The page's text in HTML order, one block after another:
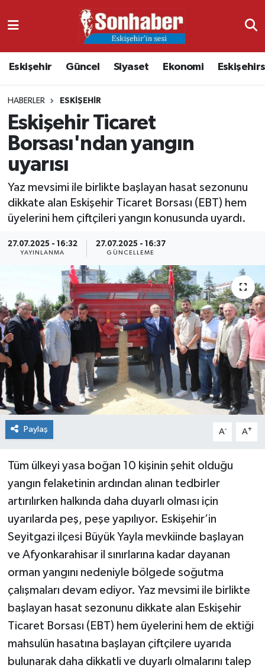
Eskişehir Güncel Siyaset Ekonomi
HABERLER ESKIŞEHIR
Eskişehir Ticaret
Borsası'ndan yangın
uyarısı
Yaz mevsimi ile birlikte başlayan hasat sezonunu
dikkate alan Eskişehir Ticaret Borsası (EBT) hem
üyelerini hem çiftçileri yangın konusunda uyardı.
27.07.2025 - 16:32
YAYINLANMA
27.07.2025 - 16:37
GÜNCELLEME
Paylaş A- A+
Tüm ülkeyi yasa boğan 10 kişinin şehit olduğu
yangın felaketinin ardından alınan tedbirler
artırılırken halkında daha duyarlı olması için
uyarılarda peş, peşe yapılıyor. Eskişehir’in
Seyitgazi ilçesi Büyük Yayla mevkiinde başlayan
ve Afyonkarahisar il sınırlarına kadar dayanan
orman yangını nedeniyle bölgede soğutma
çalışmaları devam ediyor. Yaz mevsimi ile birlikte
başlayan hasat sezonunu dikkate alan Eskişehir
Ticaret Borsası (EBT) hem üyelerini hem de ektiği
mahsulün hasatına başlayan çiftçilere uyarıda
bulunarak daha dikkatli ve duyarlı olmalarını talep
Ekonomi
Güncel
Kültür & Sanat
Magazin
Resmi İlanlar
Sağlık
Siyaset
Spor
Nöbetçi Eczaneler
Namaz Vakitleri
Trafik Durumu
Süper Lig Puan Durumu ve Fikstür
Tüm Manşetler
Son Dakika Haberleri
Haber Arşivi